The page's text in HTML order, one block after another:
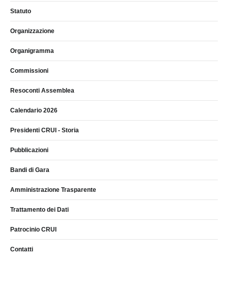
Statuto
Organizzazione
Organigramma
Commissioni
Resoconti Assemblea
Calendario 2026
Presidenti CRUI - Storia
Pubblicazioni
Bandi di Gara
Amministrazione Trasparente
Trattamento dei Dati
Patrocinio CRUI
Contatti